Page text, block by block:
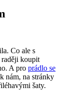
Co ale s
raději koupit
A pro prádlo se
nám, na stránky
šaty.